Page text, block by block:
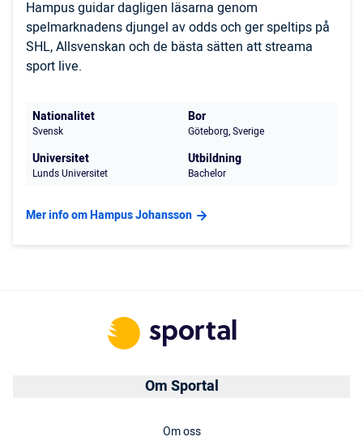
Hampus guidar dagligen läsarna genom
spelmarknadens djungel av odds och ger speltips på
SHL, Allsvenskan och de bästa sätten att streama
sport live.
Nationalitet
Svensk
Bor
Göteborg, Sverige
Universitet
Lunds Universitet
Utbildning
Bachelor
Mer info om Hampus Johansson
Om Sportal
Om oss